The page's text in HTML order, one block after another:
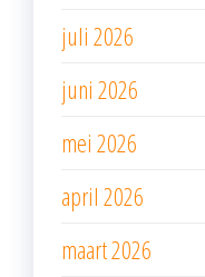
juli 2026
juni 2026
mei 2026
april 2026
maart 2026